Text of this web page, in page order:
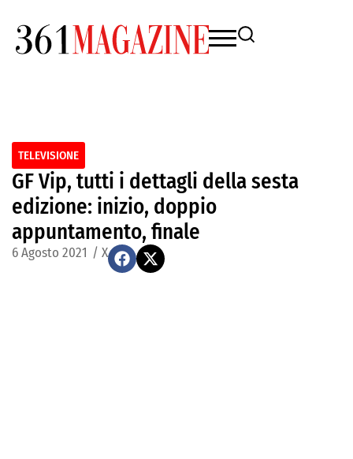
TELEVISIONE
GF Vip, tutti i dettagli della sesta
edizione: inizio, doppio
appuntamento, finale
6 Agosto 2021 / X